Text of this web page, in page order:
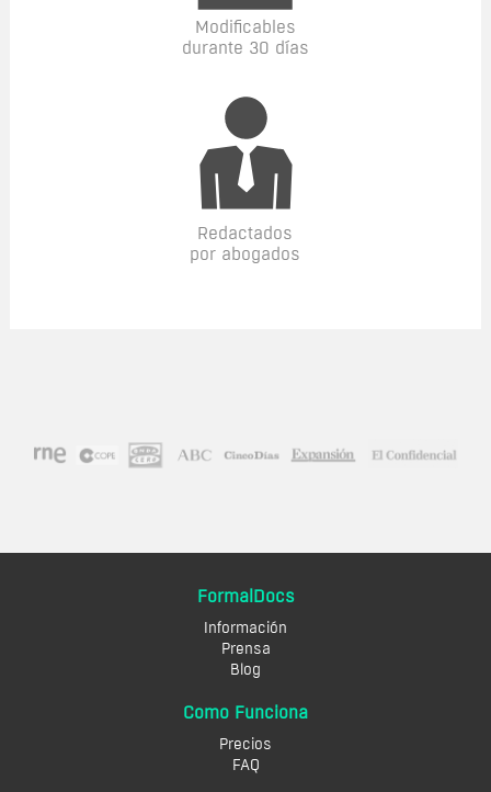
Modificables
durante 30 días
Redactados
por abogados
FormalDocs
Información
Prensa
Blog
Como Funciona
Precios
FAQ